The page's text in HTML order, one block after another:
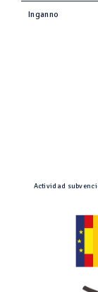
Inganno
Actividad